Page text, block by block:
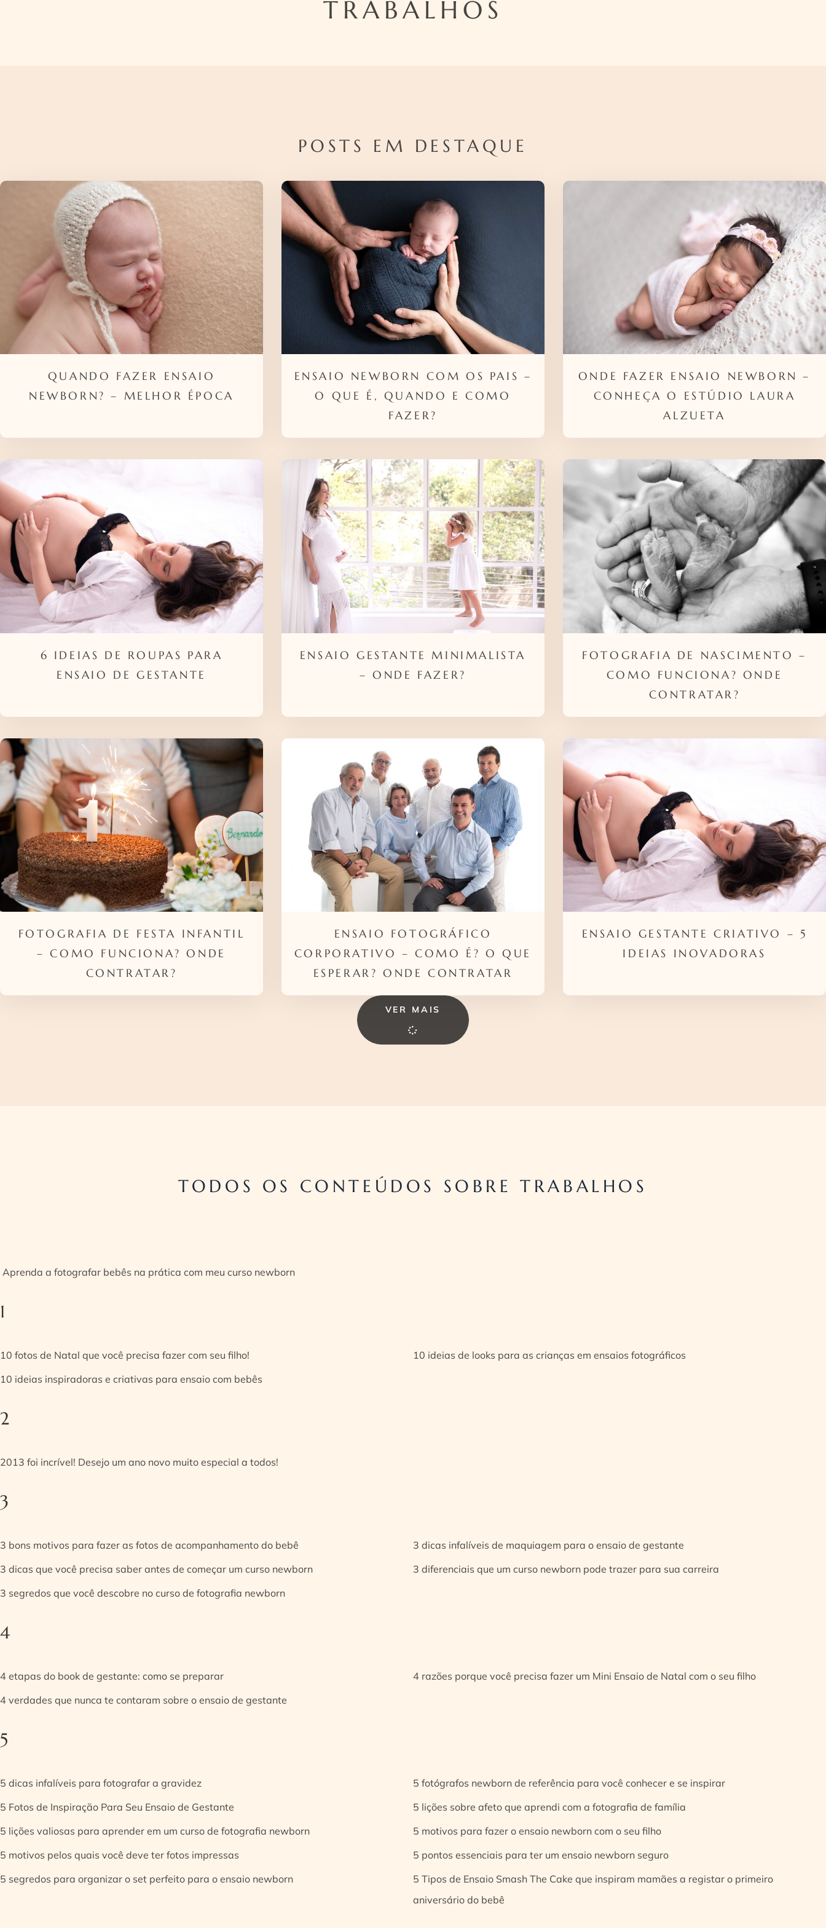
TRABALHOS
POSTS EM DESTAQUE
QUANDO FAZER ENSAIO
NEWBORN? – MELHOR ÉPOCA
ENSAIO NEWBORN COM OS PAIS –
O QUE É, QUANDO E COMO
FAZER?
ONDE FAZER ENSAIO NEWBORN –
CONHEÇA O ESTÚDIO LAURA
ALZUETA
6 IDEIAS DE ROUPAS PARA
ENSAIO DE GESTANTE
ENSAIO GESTANTE MINIMALISTA
– ONDE FAZER?
FOTOGRAFIA DE NASCIMENTO –
COMO FUNCIONA? ONDE
CONTRATAR?
FOTOGRAFIA DE FESTA INFANTIL
– COMO FUNCIONA? ONDE
CONTRATAR?
ENSAIO FOTOGRÁFICO
CORPORATIVO – COMO É? O QUE
ESPERAR? ONDE CONTRATAR
ENSAIO GESTANTE CRIATIVO – 5
IDEIAS INOVADORAS
VER MAIS
TODOS OS CONTEÚDOS SOBRE TRABALHOS
Aprenda a fotografar bebês na prática com meu curso newborn
1
10 fotos de Natal que você precisa fazer com seu filho!
10 ideias de looks para as crianças em ensaios fotográficos
10 ideias inspiradoras e criativas para ensaio com bebês
2
2013 foi incrível! Desejo um ano novo muito especial a todos!
3
3 bons motivos para fazer as fotos de acompanhamento do bebê
3 dicas infalíveis de maquiagem para o ensaio de gestante
3 dicas que você precisa saber antes de começar um curso newborn
3 diferenciais que um curso newborn pode trazer para sua carreira
3 segredos que você descobre no curso de fotografia newborn
4
4 etapas do book de gestante: como se preparar
4 razões porque você precisa fazer um Mini Ensaio de Natal com o seu filho
4 verdades que nunca te contaram sobre o ensaio de gestante
5
5 dicas infalíveis para fotografar a gravidez
5 fotógrafos newborn de referência para você conhecer e se inspirar
5 Fotos de Inspiração Para Seu Ensaio de Gestante
5 lições sobre afeto que aprendi com a fotografia de família
5 lições valiosas para aprender em um curso de fotografia newborn
5 motivos para fazer o ensaio newborn com o seu filho
5 motivos pelos quais você deve ter fotos impressas
5 pontos essenciais para ter um ensaio newborn seguro
5 segredos para organizar o set perfeito para o ensaio newborn
5 Tipos de Ensaio Smash The Cake que inspiram mamães a registar o primeiro
aniversário do bebê